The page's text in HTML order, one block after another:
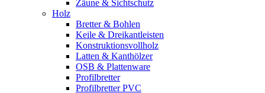
Zäune & Sichtschutz
Holz
Bretter & Bohlen
Keile & Dreikantleisten
Konstruktionsvollholz
Latten & Kanthölzer
OSB & Plattenware
Profilbretter
Profilbretter PVC